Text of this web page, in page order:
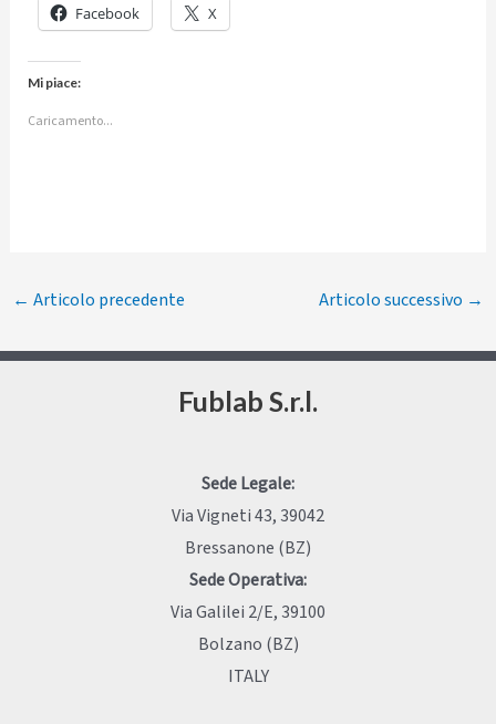
Facebook X
Mi piace:
Caricamento...
Navigazione
← Articolo precedente Articolo successivo →
Fublab S.r.l.
Sede Legale:
Via Vigneti 43, 39042
Bressanone (BZ)
Sede Operativa:
Via Galilei 2/E, 39100
Bolzano (BZ)
ITALY